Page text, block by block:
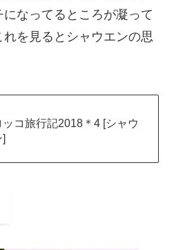
なってるところが凝って
を見るとシャウエンの思
ッコ旅行記2018＊4 [シャウ
]